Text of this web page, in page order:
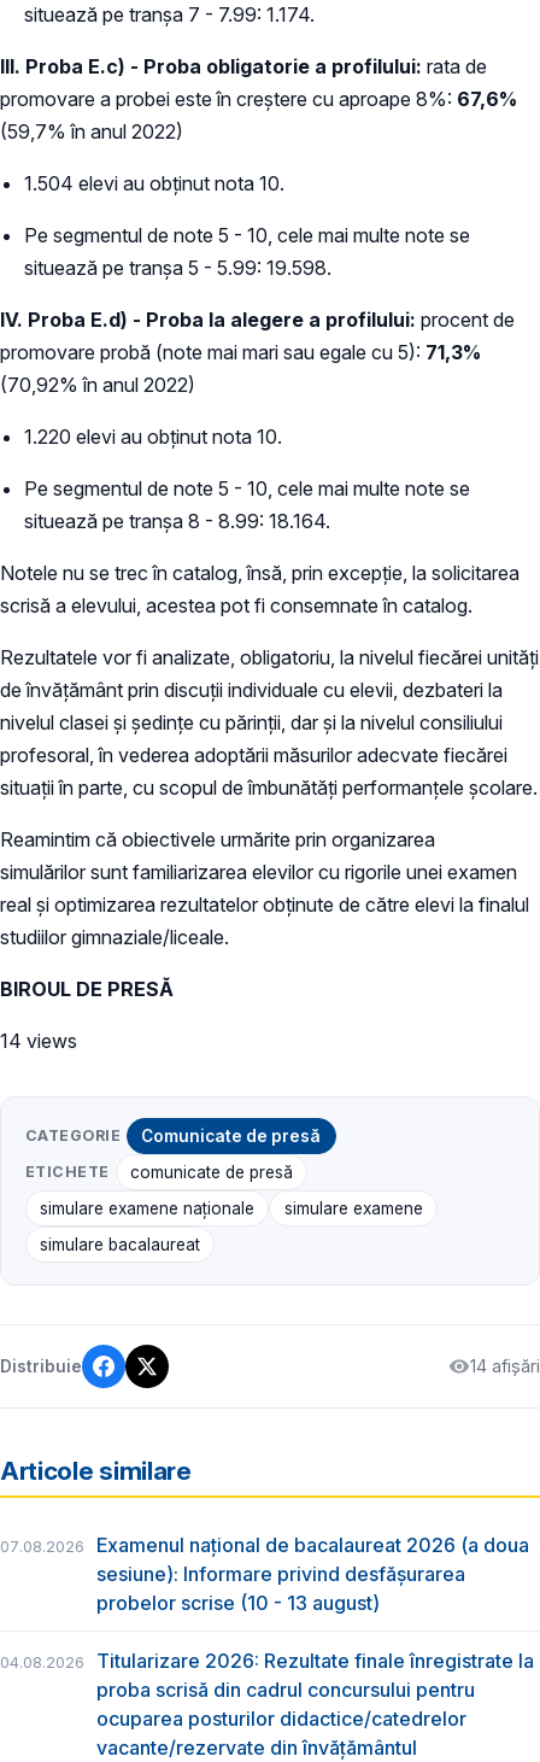
situează pe tranșa 7 - 7.99: 1.174.
III. Proba E.c) - Proba obligatorie a profilului: rata de
promovare a probei este în creștere cu aproape 8%: 67,6%
(59,7% în anul 2022)
1.504 elevi au obținut nota 10.
Pe segmentul de note 5 - 10, cele mai multe note se
situează pe tranșa 5 - 5.99: 19.598.
IV. Proba E.d) - Proba la alegere a profilului: procent de
promovare probă (note mai mari sau egale cu 5): 71,3%
(70,92% în anul 2022)
1.220 elevi au obținut nota 10.
Pe segmentul de note 5 - 10, cele mai multe note se
situează pe tranșa 8 - 8.99: 18.164.
Notele nu se trec în catalog, însă, prin excepție, la solicitarea
scrisă a elevului, acestea pot fi consemnate în catalog.
Rezultatele vor fi analizate, obligatoriu, la nivelul fiecărei unități
de învățământ prin discuții individuale cu elevii, dezbateri la
nivelul clasei și ședințe cu părinții, dar și la nivelul consiliului
profesoral, în vederea adoptării măsurilor adecvate fiecărei
situații în parte, cu scopul de îmbunătăți performanțele școlare.
Reamintim că obiectivele urmărite prin organizarea
simulărilor sunt familiarizarea elevilor cu rigorile unei examen
real și optimizarea rezultatelor obţinute de către elevi la finalul
studiilor gimnaziale/liceale.
BIROUL DE PRESĂ
14 views
CATEGORIE Comunicate de presă
ETICHETE
comunicate de presă
simulare examene naționale
simulare examene
simulare bacalaureat
Distribuie 14 afișări
Articole similare
07.08.2026
Examenul național de bacalaureat 2026 (a doua
sesiune): Informare privind desfășurarea
probelor scrise (10 - 13 august)
04.08.2026
Titularizare 2026: Rezultate finale înregistrate la
proba scrisă din cadrul concursului pentru
ocuparea posturilor didactice/catedrelor
vacante/rezervate din învăţământul